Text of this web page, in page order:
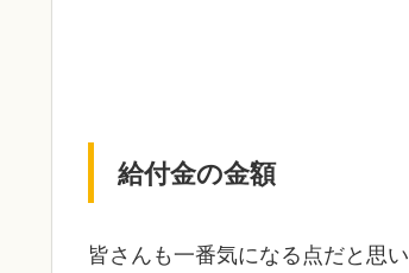
給付金の金額
皆さんも一番気になる点だと思